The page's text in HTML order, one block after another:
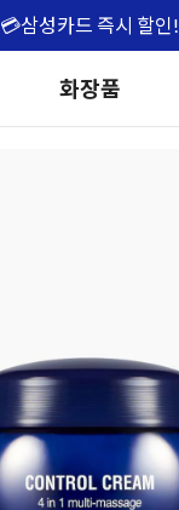
💳삼성카드 즉시 할인!
화장품